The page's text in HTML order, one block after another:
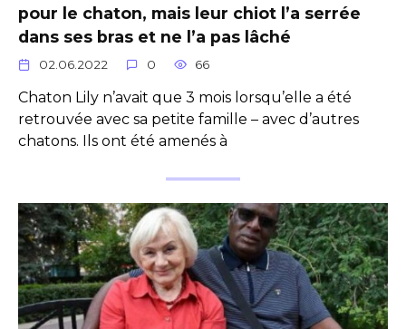
pour le chaton, mais leur chiot l’a serrée
dans ses bras et ne l’a pas lâché
02.06.2022 0 66
Chaton Lily n’avait que 3 mois lorsqu’elle a été
retrouvée avec sa petite famille – avec d’autres
chatons. Ils ont été amenés à